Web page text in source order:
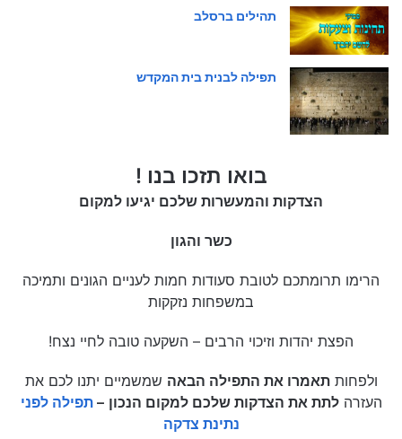
תהילים ברסלב
תפילה לבנית בית המקדש
בואו תזכו בנו !
הצדקות והמעשרות שלכם יגיעו למקום
כשר והגון
הרימו תרומתכם לטובת סעודות חמות לעניים הגונים ותמיכה
במשפחות נזקקות
הפצת יהדות וזיכוי הרבים – השקעה טובה לחיי נצח!
ולפחותתאמרו את התפילה הבאה שמשמיים יתנו לכם את
העזרהלתת את הצדקות שלכם למקום הנכון –תפילה לפני
נתינת צדקה